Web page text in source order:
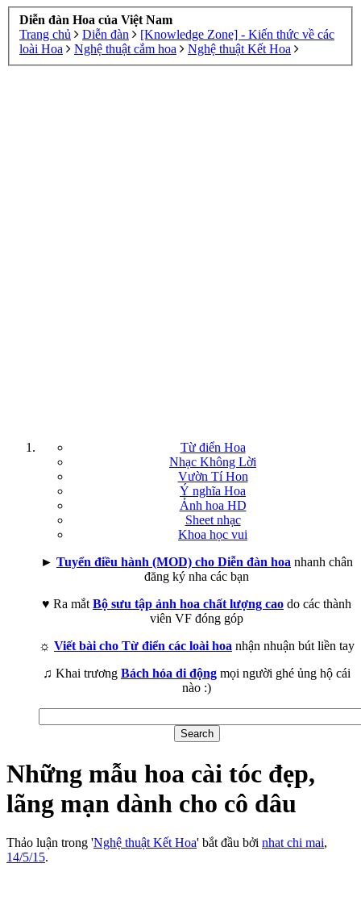
Diễn đàn Hoa của Việt Nam
Trang chủ
Diễn đàn
[Knowledge Zone] - Kiến thức về các
loài Hoa
Nghệ thuật cắm hoa Nghệ thuật Kết Hoa
Từ điển Hoa
Nhạc Không Lời
Vườn Tí Hon
Ý nghĩa Hoa
Ảnh hoa HD
Sheet nhạc
Khoa học vui
► Tuyển điều hành (MOD) cho Diễn đàn hoa nhanh chân
đăng ký nha các bạn
♥ Ra mắt Bộ sưu tập ảnh hoa chất lượng cao do các thành
viên VF đóng góp
☼ Viết bài cho Từ điển các loài hoa nhận nhuận bút liền tay
♫ Khai trương Bách hóa di động mọi người ghé ủng hộ cái
nào :)
Những mẫu hoa cài tóc đẹp,
lãng mạn dành cho cô dâu
Thảo luận trong 'Nghệ thuật Kết Hoa' bắt đầu bởi nhat chi mai,
14/5/15.